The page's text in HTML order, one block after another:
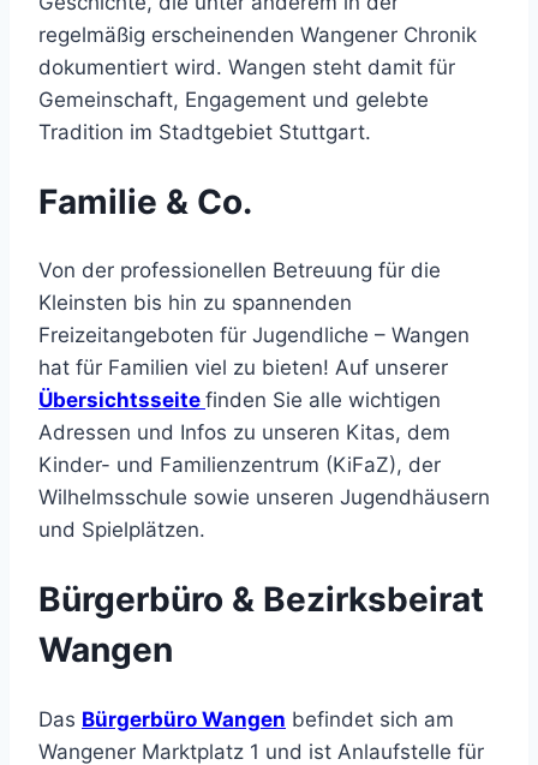
regelmäßig erscheinenden Wangener Chronik
dokumentiert wird. Wangen steht damit für
Gemeinschaft, Engagement und gelebte
Tradition im Stadtgebiet Stuttgart.
Familie & Co.
Von der professionellen Betreuung für die
Kleinsten bis hin zu spannenden
Freizeitangeboten für Jugendliche – Wangen
hat für Familien viel zu bieten! Auf unserer
Übersichtsseite finden Sie alle wichtigen
Adressen und Infos zu unseren Kitas, dem
Kinder- und Familienzentrum (KiFaZ), der
Wilhelmsschule sowie unseren Jugendhäusern
und Spielplätzen.
Bürgerbüro & Bezirksbeirat
Wangen
Das Bürgerbüro Wangen befindet sich am
Wangener Marktplatz 1 und ist Anlaufstelle für